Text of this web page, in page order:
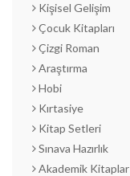
Kişisel Gelişim
Çocuk Kitapları
Çizgi Roman
Araştırma
Hobi
Kırtasiye
Kitap Setleri
Sınava Hazırlık
Akademik Kitaplar